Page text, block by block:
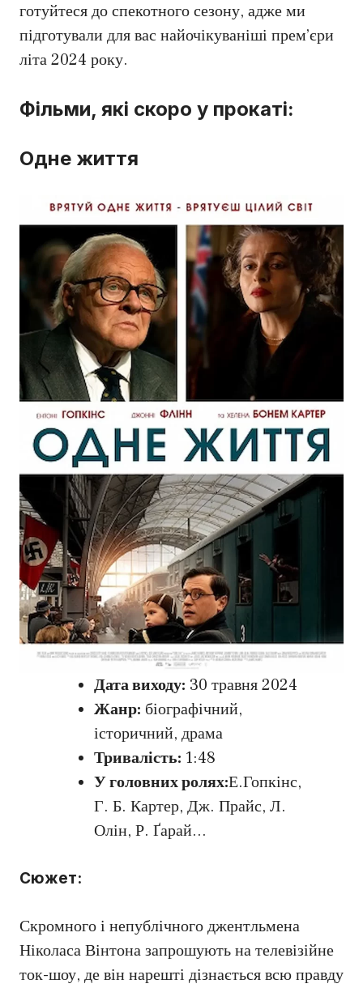
готуйтеся до спекотного сезону, адже ми
підготували для вас найочікуваніші прем’єри
літа 2024 року.
Фільми, які скоро у прокаті:
Одне життя
Дата виходу: 30 травня 2024
Жанр: біографічний,
історичний, драма
Тривалість: 1:48
У головних ролях:Е.Гопкінс,
Г. Б. Картер, Дж. Прайс, Л.
Олін, Р. Ґарай…
Сюжет:
Скромного і непублічного джентльмена
Ніколаса Вінтона запрошують на телевізійне
ток-шоу, де він нарешті дізнається всю правду